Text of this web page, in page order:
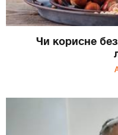
Чи корисне